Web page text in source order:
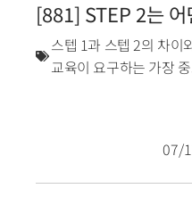
[881] STEP 2는
스텝 1과 스텝 2의 차이
교육이 요구하는 가장
07/